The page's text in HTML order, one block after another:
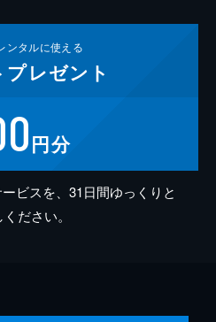
ンタルに使える
プレゼント
円分
ビスを、31日間ゆっくりと
ださい。